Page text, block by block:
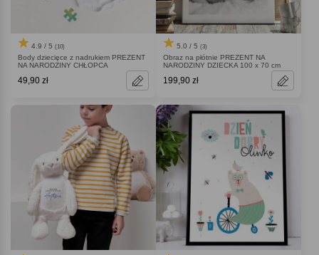
4.9 / 5 (10)
Body dziecięce z nadrukiem PREZENT
NA NARODZINY CHŁOPCA
49,90 zł
5.0 / 5 (3)
Obraz na płótnie PREZENT NA
NARODZINY DZIECKA 100 x 70 cm
199,90 zł